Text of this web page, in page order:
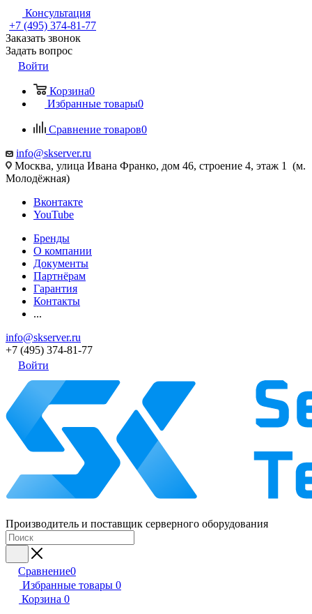
Консультация
+7 (495) 374-81-77
Заказать звонок
Задать вопрос
Войти
Корзина0
Избранные товары0
Сравнение товаров0
info@skserver.ru
Москва, улица Ивана Франко, дом 46, строение 4, этаж 1 (м.
Молодёжная)
Вконтакте
YouTube
Бренды
О компании
Документы
Партнёрам
Гарантия
Контакты
...
info@skserver.ru
+7 (495) 374-81-77
Войти
Производитель и поставщик серверного оборудования
Сравнение0
Избранные товары 0
Корзина 0